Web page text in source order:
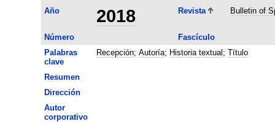
Año 2018 Revista Bulletin of
Número
Fascículo
Palabras
clave
Recepción; Autoría; Historia textual ; Título
Resumen
Dirección
Autor
corporativo